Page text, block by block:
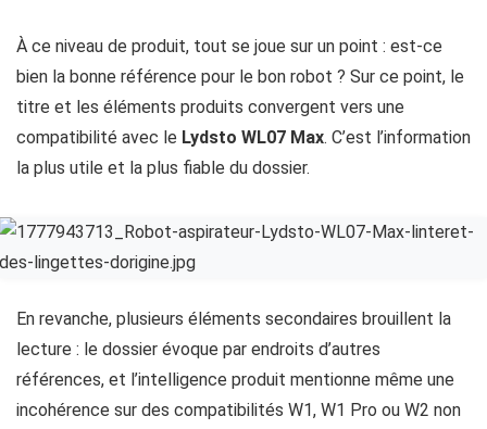
À ce niveau de produit, tout se joue sur un point : est-ce
bien la bonne référence pour le bon robot ? Sur ce point, le
titre et les éléments produits convergent vers une
compatibilité avec le Lydsto WL07 Max. C’est l’information
la plus utile et la plus fiable du dossier.
En revanche, plusieurs éléments secondaires brouillent la
lecture : le dossier évoque par endroits d’autres
références, et l’intelligence produit mentionne même une
incohérence sur des compatibilités W1, W1 Pro ou W2 non